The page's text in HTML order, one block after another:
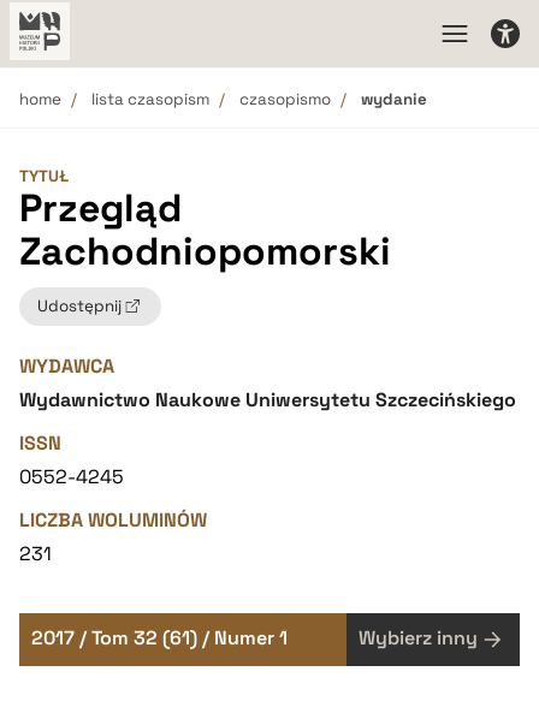
home lista czasopism czasopismo wydanie
TYTUŁ
Przegląd
Zachodniopomorski
Udostępnij
WYDAWCA
Wydawnictwo Naukowe Uniwersytetu Szczecińskiego
ISSN
0552-4245
LICZBA WOLUMINÓW
231
2017 / Tom 32 (61) / Numer 1 Wybierz inny